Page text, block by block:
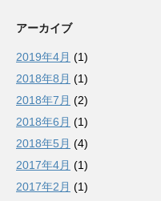
アーカイブ
2019年4月 (1)
2018年8月 (1)
2018年7月 (2)
2018年6月 (1)
2018年5月 (4)
2017年4月 (1)
2017年2月 (1)